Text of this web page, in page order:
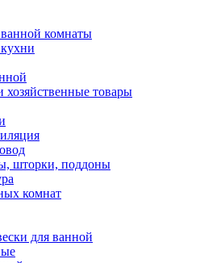
комнаты
хозяйственные товары
шторки, поддоны
комнат
для ванной